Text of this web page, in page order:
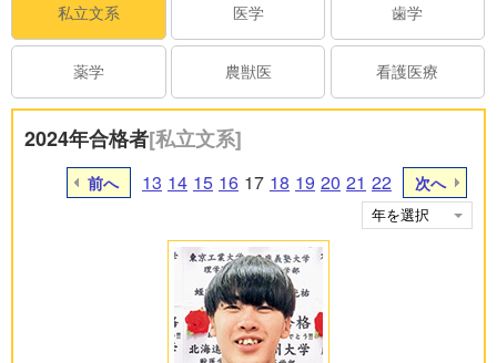
私立文系 医学 歯学
薬学 農獣医 看護医療
2024年合格者[私立文系]
前へ 13 14 15 16 17 18 19 20 21 22 次へ